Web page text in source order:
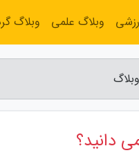
دانید؟
وبلاگ علمی وبلاگ